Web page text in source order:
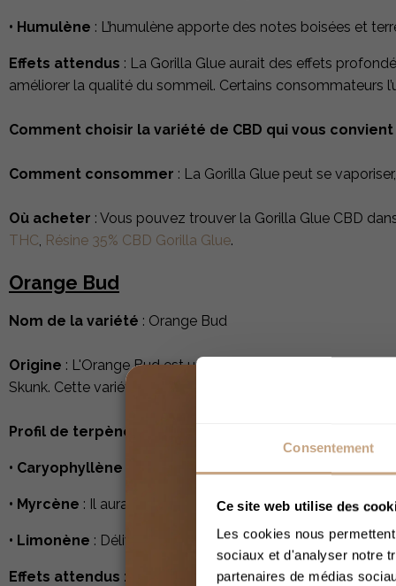
Consentement
Ce site web utilise des
Les cookies nous
sociaux et d'analyser notre
partenaires de médias
• Humulène : L’humulène apporte des notes boisées et
Effets attendus : La Gorilla Glue aurait des effets
améliorer la qualité du sommeil. Certains consommateurs
Comment choisir la variété de CBD qui vous convient
Comment consommer : La Gorilla Glue peut se
Où acheter : Vous pouvez trouver la Gorilla Glue CBD
THC Résine 35% CBD Gorilla Glue.
Orange Bud
Nom de la variété : Orange Bud
Origine : L'Orange Bud est une variété mythique
Skunk. Cette variété a remporté de nombreux concours ;
Profil de terpènes
• Caryophyllène
• Myrcène : Il aurait des effets relaxants, mais aussi, il
• Limonène : Délivre des saveurs d'agrumes. Il
Effets attendus :
L'Orange Bud offrirait une relaxation